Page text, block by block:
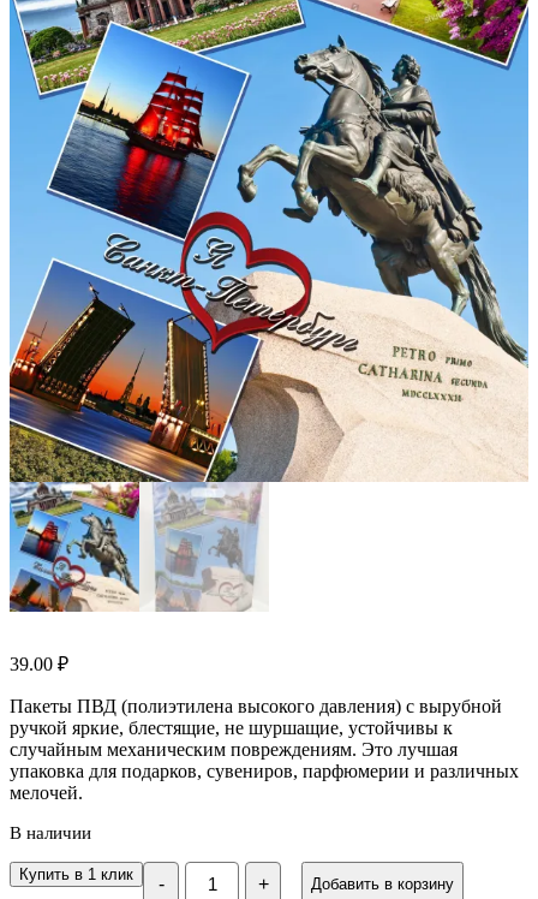
39.00 ₽
Пакеты ПВД (полиэтилена высокого давления) c вырубной
ручкой яркие, блестящие, не шуршащие, устойчивы к
случайным механическим повреждениям. Это лучшая
упаковка для подарков, сувениров, парфюмерии и различных
мелочей.
В наличии
-
Количество
Пакет
+ Добавить в корзину
Купить в 1 клик